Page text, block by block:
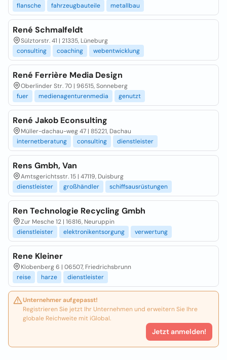
flansche
fahrzeugbauteile metallbau
René Schmalfeldt
Sülztorstr. 41 | 21335, Lüneburg
consulting
coaching webentwicklung
René Ferrière Media Design
Oberlinder Str. 70 | 96515, Sonneberg
fuer
medienagenturenmedia genutzt
René Jakob Econsulting
Müller-dachau-weg 47 | 85221, Dachau
internetberatung
consulting dienstleister
Rens Gmbh, Van
Amtsgerichtsstr. 15 | 47119, Duisburg
dienstleister
großhändler schiffsausrüstungen
Ren Technologie Recycling Gmbh
Zur Mesche 12 | 16816, Neuruppin
dienstleister
elektronikentsorgung verwertung
Rene Kleiner
Klobenberg 6 | 06507, Friedrichsbrunn
reise
harze dienstleister
Unternehmer aufgepasst!
Registrieren Sie jetzt Ihr Unternehmen und erweitern Sie Ihre
globale Reichweite mit iGlobal.
Jetzt anmelden!